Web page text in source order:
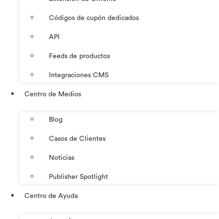
Códigos de cupón dedicados
API
Feeds de productos
Integraciones CMS
Centro de Medios
Blog
Casos de Clientes
Noticias
Publisher Spotlight
Centro de Ayuda